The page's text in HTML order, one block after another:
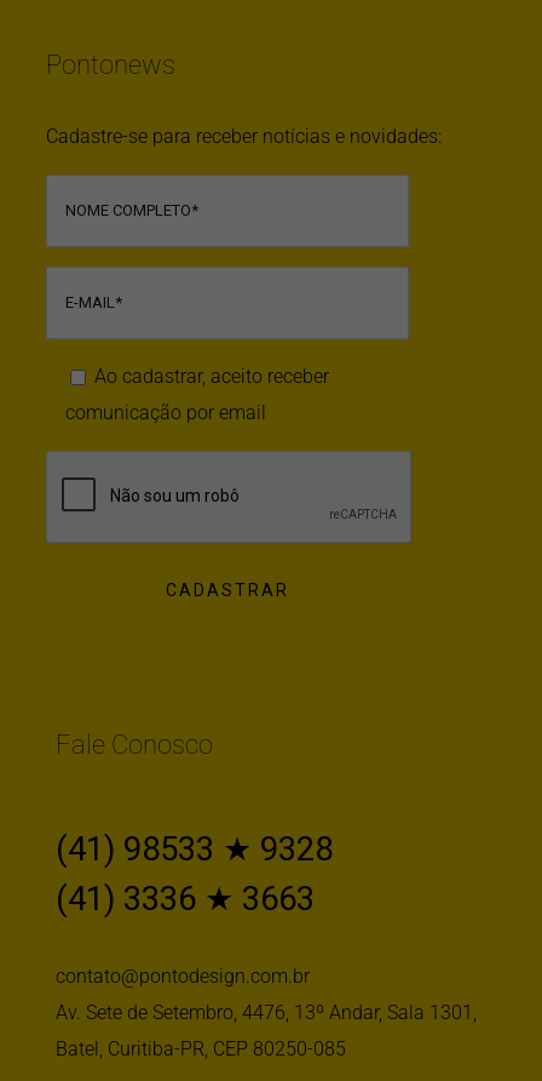
Pontonews
Cadastre-se para receber notícias e novidades:
Ao cadastrar, aceito receber
comunicação por email
Fale Conosco
(41) 98533 ★ 9328
(41) 3336 ★ 3663
contato@pontodesign.com.br
Av. Sete de Setembro, 4476, 13º Andar, Sala 1301,
Batel, Curitiba-PR, CEP 80250-085